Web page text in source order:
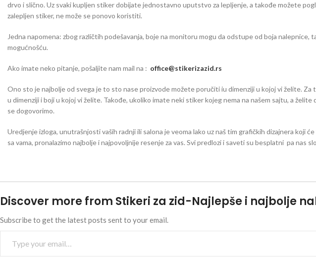
drvo i slično. Uz svaki kupljen stiker dobijate jednostavno uputstvo za lepljenje, a takođe možete
zalepljen stiker, ne može se ponovo koristiti.
Jedna napomena: zbog različtih podešavanja, boje na monitoru mogu da odstupe od boja nalepnice,
mogućnošću.
Ako imate neko pitanje, pošaljite nam mail na : office@stikerizazid.rs
Ono sto je najbolje od svega je to sto nase proizvode možete poručiti iu dimenziji u kojoj vi želite.
u dimenziji i boji u kojoj vi želite. Takođe, ukoliko imate neki stiker kojeg nema na našem sajtu, a želite
se dogovorimo.
Uredjenje izloga, unutrašnjosti vaših radnji ili salona je veoma lako uz naš tim grafičkih dizajnera koji
sa vama, pronalazimo najbolje i najpovoljnije resenje za vas. Svi predlozi i saveti su besplatni pa nas
Discover more from Stikeri za zid-Najlepše i najbolje
Subscribe to get the latest posts sent to your email.